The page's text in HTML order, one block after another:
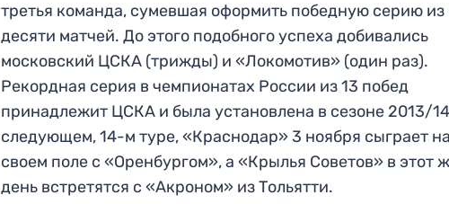
третья команда, сумевшая оформить победную серию из
десяти матчей. До этого подобного успеха добивались
московский ЦСКА (трижды) и «Локомотив» (один раз).
Рекордная серия в чемпионатах России из 13 побед
принадлежит ЦСКА и была установлена в сезоне 2013/
следующем, 14-м туре, «Краснодар» 3 ноября сыграет
своем поле с «Оренбургом», а «Крылья Советов» в этот
день встретятся с «Акроном» из Тольятти.